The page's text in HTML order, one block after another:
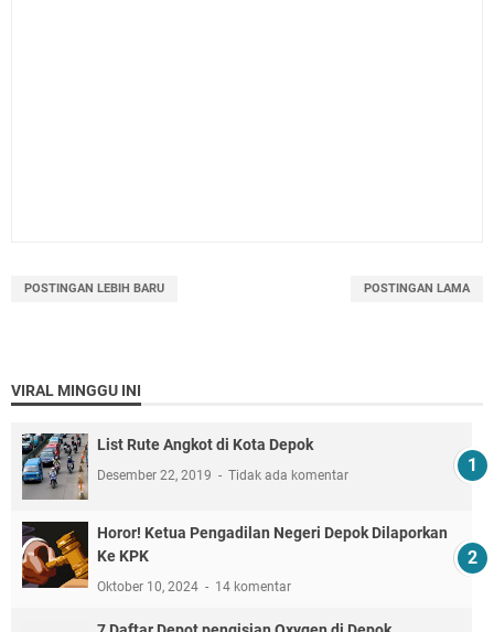
POSTINGAN LEBIH BARU POSTINGAN LAMA
VIRAL MINGGU INI
List Rute Angkot di Kota Depok
Desember 22, 2019 Tidak ada komentar
Horor! Ketua Pengadilan Negeri Depok Dilaporkan
Ke KPK
Oktober 10, 2024 14 komentar